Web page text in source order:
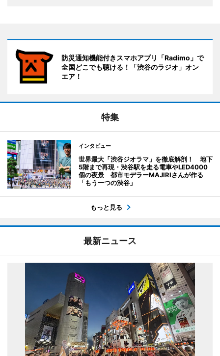
防災通知機能付きスマホアプリ「Radimo」で
全国どこでも聴ける！「渋谷のラジオ」オン
エア！
特集
インタビュー
世界最大「渋谷ジオラマ」を徹底解剖！ 地下
5階まで再現・渋谷駅を走る電車やLED4000
個の夜景 都市モデラーMAJIRIさんが作る
「もう一つの渋谷」
もっと見る
最新ニュース